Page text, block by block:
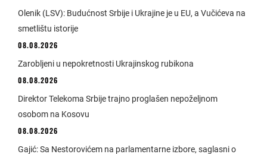
Olenik (LSV): Budućnost Srbije i Ukrajine je u EU, a Vučićeva na
smetlištu istorije
08.08.2026
Zarobljeni u nepokretnosti Ukrajinskog rubikona
08.08.2026
Direktor Telekoma Srbije trajno proglašen nepoželjnom
osobom na Kosovu
08.08.2026
Gajić: Sa Nestorovićem na parlamentarne izbore, saglasni o